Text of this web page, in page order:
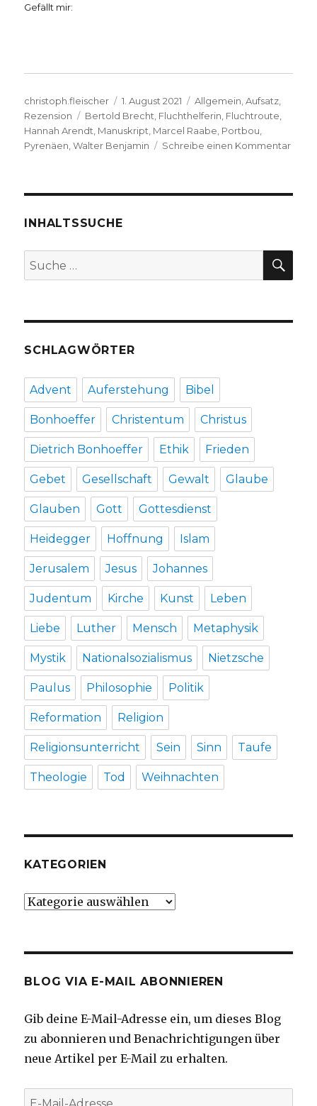
Gefällt mir:
Autor
christoph.fleischer
Veröffentlicht
am
1. August 2021 Kategorien
Allgemein ,Aufsatz
Rezension
Schlagwörter
Bertold Brecht Fluchthelferin Fluchtroute
Hannah Arendt Manuskript Marcel Raabe Portbou
Pyrenäen ,Walter Benjamin Schreibe einen Kommentarzu
INHALTSSUCHE
Suche
nach:
SCHLAGWÖRTER
Advent Auferstehung Bibel
Bonhoeffer Christentum Christus
Dietrich Bonhoeffer Ethik Frieden
Gebet Gesellschaft Gewalt Glaube
Glauben Gott Gottesdienst
Heidegger Hoffnung Islam
Jerusalem Jesus Johannes
Judentum Kirche Kunst Leben
Liebe Luther Mensch Metaphysik
Mystik Nationalsozialismus Nietzsche
Paulus Philosophie Politik
Reformation Religion
Religionsunterricht Sein Sinn Taufe
Theologie Tod Weihnachten
KATEGORIEN
Kategorien
BLOG VIA E-MAIL ABONNIEREN
Gib deine E-Mail-Adresse ein, um dieses Blog
zu abonnieren und Benachrichtigungen über
neue Artikel per E-Mail zu erhalten.
E-